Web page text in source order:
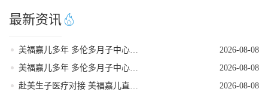
最新资讯
2026-08-08
2026-08-08
2026-08-08